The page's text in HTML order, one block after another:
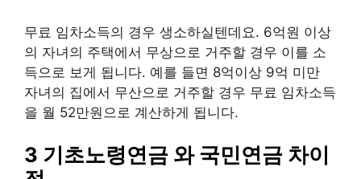
무료 임차소득의 경우 생소하실텐데요. 6억원 이상
의 자녀의 주택에서 무상으로 거주할 경우 이를 소
득으로 보게 됩니다. 예를 들면 8억이상 9억 미만
자녀의 집에서 무산으로 거주할 경우 무료 임차소득
을 월 52만원으로 계산하게 됩니다.
3 기초노령연금 와 국민연금 차이